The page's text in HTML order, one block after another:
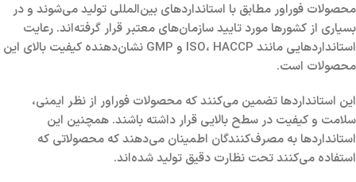
محصولات فوراور مطابق با استانداردهای بین‌المللی تولید می‌شوند و در
بسیاری از کشورها مورد تایید سازمان‌های معتبر قرار گرفته‌اند. رعایت
استانداردهایی مانند ISO، HACCP و GMP نشان‌دهنده کیفیت بالای این
محصولات است.
این استانداردها تضمین می‌کنند که محصولات فوراور از نظر ایمنی،
سلامت و کیفیت در سطح بالایی قرار داشته باشند. همچنین این
استانداردها به مصرف‌کنندگان اطمینان می‌دهند که محصولاتی که
استفاده می‌کنند تحت نظارت دقیق تولید شده‌اند.